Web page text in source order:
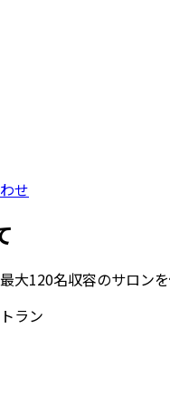
せ
大120名収容のサロン
ラン